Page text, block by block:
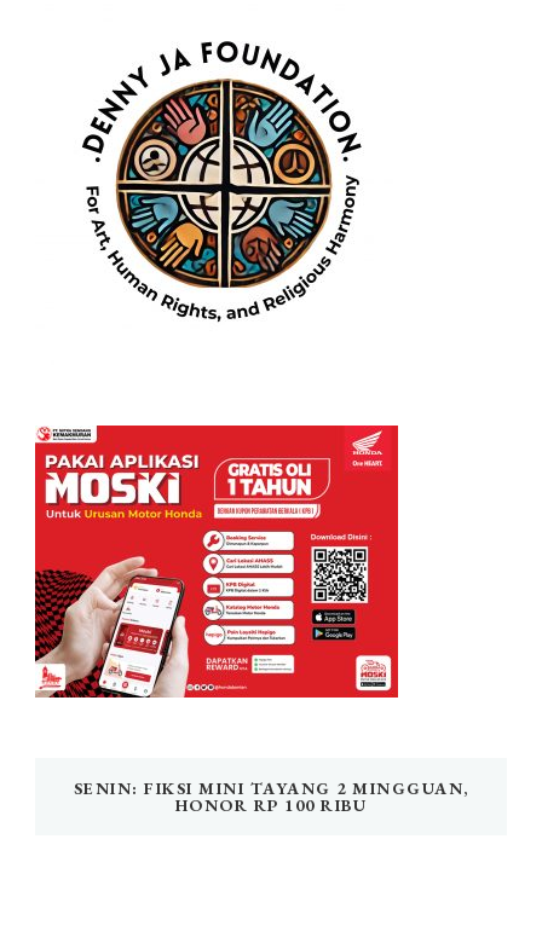
SENIN: FIKSI MINI TAYANG 2 MINGGUAN,
HONOR RP 100 RIBU